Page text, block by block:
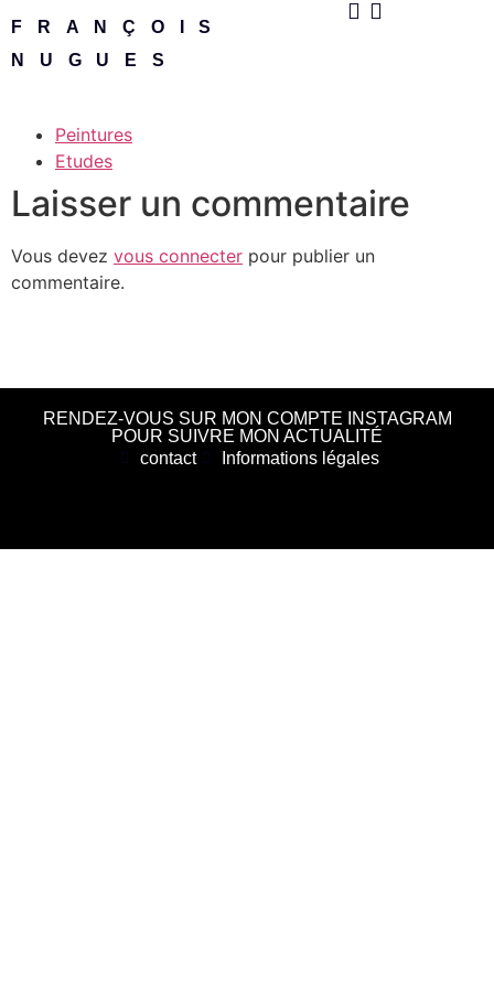
FRANÇOIS
NUGUES
Peintures
Etudes
Laisser un commentaire
Vous devez vous connecter pour publier un
commentaire.
RENDEZ-VOUS SUR MON COMPTE INSTAGRAM
POUR SUIVRE MON ACTUALITÉ
contact
Informations légales